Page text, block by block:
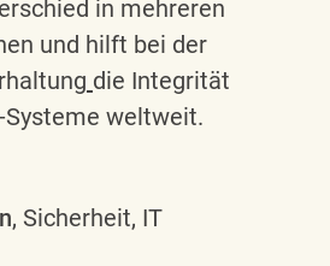
in mehreren
und hilft bei der
die Integrität
Systeme weltweit.
, Sicherheit, IT